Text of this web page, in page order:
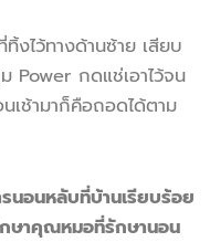
งไว้ทางด้านซ้าย เสียบ
Power กดแช่เอาไว้จน
เช้ามาก็คือถอดได้ตาม
นอนหลับที่บ้านเรียบร้อย
กษาคุณหมอที่รักษานอน